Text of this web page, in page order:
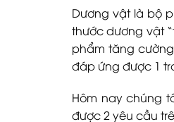
Dương vật là bộ
thước dương vật
phẩm tăng
đáp ứng được 1
Hôm nay chúng
được 2 yêu cầu